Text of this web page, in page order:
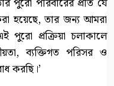
হয়েছে, তার জন্য আমরা
পুরো প্রক্রিয়া চলাকালে
ব্যক্তিগত পরিসর ও
করছি।’